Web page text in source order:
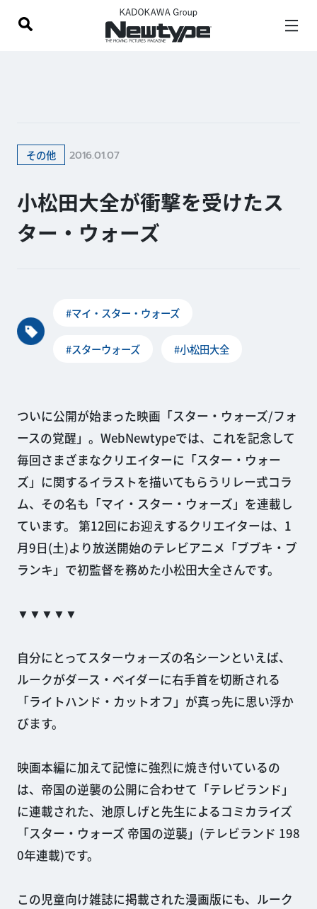
その他 2016.01.07
小松田大全が衝撃を受けたス
ター・ウォーズ
#マイ・スター・ウォーズ
#スターウォーズ #小松田大全
ついに公開が始まった映画「スター・ウォーズ/フォ
ースの覚醒」。WebNewtypeでは、これを記念して
毎回さまざまなクリエイターに「スター・ウォー
ズ」に関するイラストを描いてもらうリレー式コラ
ム、その名も「マイ・スター・ウォーズ」を連載し
ています。 第12回にお迎えするクリエイターは、1
月9日(土)より放送開始のテレビアニメ「ブブキ・ブ
ランキ」で初監督を務めた小松田大全さんです。
▼▼▼▼▼
自分にとってスターウォーズの名シーンといえば、
ルークがダース・ベイダーに右手首を切断される
「ライトハンド・カットオフ」が真っ先に思い浮か
びます。
映画本編に加えて記憶に強烈に焼き付いているの
は、帝国の逆襲の公開に合わせて「テレビランド」
に連載された、池原しげと先生によるコミカライズ
「スター・ウォーズ 帝国の逆襲」(テレビランド 198
0年連載)です。
この児童向け雑誌に掲載された漫画版にも、ルーク